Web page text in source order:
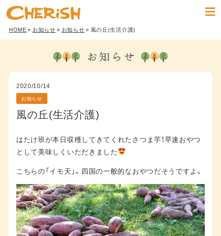
HOME» お知らせ» お知らせ» 風の丘(生活介護)
2020/10/14
お知らせ
風の丘(生活介護)
はたけ班が本日収穫してきてくれたさつま芋！早速おやつ
として美味しくいただきました
こちらの「イモ天」。四国の一般的なおやつだそうですよ。